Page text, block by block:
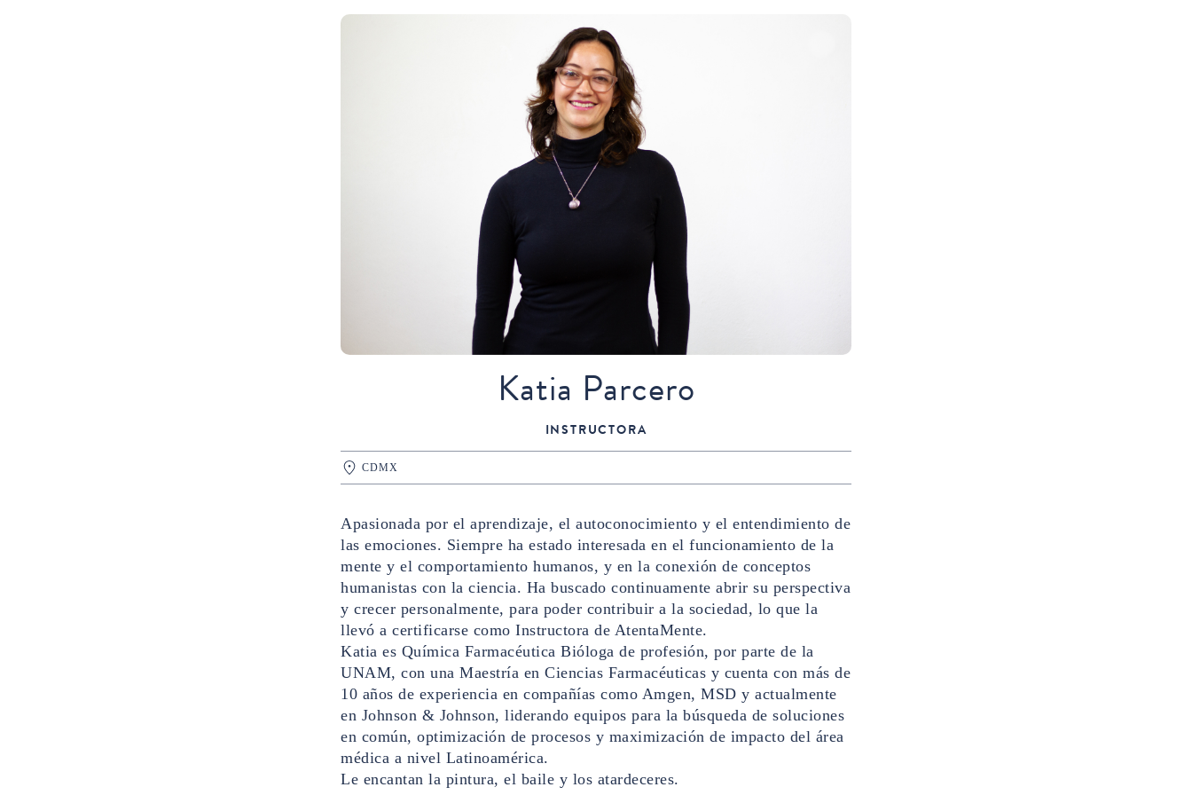
Katia Parcero
INSTRUCTORA
CDMX
Apasionada por el aprendizaje, el autoconocimiento y el entendimiento de
las emociones. Siempre ha estado interesada en el funcionamiento de la
mente y el comportamiento humanos, y en la conexión de conceptos
humanistas con la ciencia. Ha buscado continuamente abrir su perspectiva
y crecer personalmente, para poder contribuir a la sociedad, lo que la
llevó a certificarse como Instructora de AtentaMente.
Katia es Química Farmacéutica Bióloga de profesión, por parte de la
UNAM, con una Maestría en Ciencias Farmacéuticas y cuenta con más de
10 años de experiencia en compañías como Amgen, MSD y actualmente
en Johnson & Johnson, liderando equipos para la búsqueda de soluciones
en común, optimización de procesos y maximización de impacto del área
médica a nivel Latinoamérica.
Le encantan la pintura, el baile y los atardeceres.